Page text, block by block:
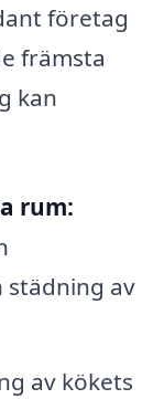
företag
främsta
kan
rum:
städning av
av kökets